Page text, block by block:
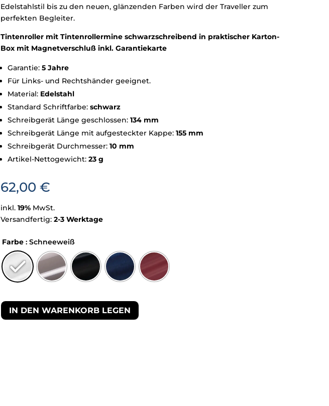
Edelstahlstil bis zu den neuen, glänzenden Farben wird der Traveller zum
perfekten Begleiter.
Tintenroller mit Tintenrollermine schwarzschreibend in praktischer Karton-
Box mit Magnetverschluß inkl. Garantiekarte
Garantie: 5 Jahre
Für Links- und Rechtshänder geeignet.
Material: Edelstahl
Standard Schriftfarbe: schwarz
Schreibgerät Länge geschlossen: 134 mm
Schreibgerät Länge mit aufgesteckter Kappe: 155 mm
Schreibgerät Durchmesser: 10 mm
Artikel-Nettogewicht: 23 g
62,00 €
inkl. 19% MwSt.
Versandfertig: 2-3 Werktage
Farbe : Schneeweiß
IN DEN WARENKORB LEGEN